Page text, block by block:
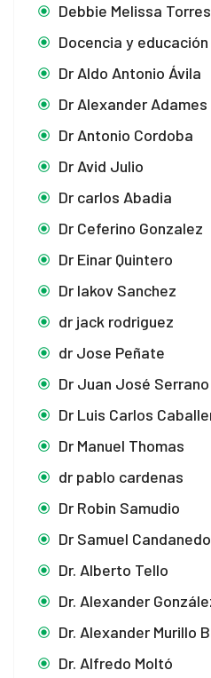
Debbie Melissa Torres
Docencia y
Dr Aldo Antonio Ávila
Dr Alexander Adames
Dr Antonio Cordoba
Dr Avid Julio
Dr carlos Abadia
Dr Ceferino Gonzalez
Dr Einar Quintero
Dr Iakov Sanchez
dr jack rodriguez
dr Jose Peñate
Dr Juan José Serrano
Dr Luis Carlos
Dr Manuel Thomas
dr pablo cardenas
Dr Robin Samudio
Dr Samuel Candanedo
Dr. Alberto Tello
Dr. Alexander
Dr. Alexander Murillo
Dr. Alfredo Moltó